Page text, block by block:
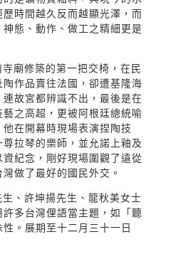
時間越久反而越顯光澤，而
態、動作、做工之精細更是
廟修築的第一把交椅，在民
作品賣往法國，卻遭基隆海
故宮都辨識不出，最後是在
之高超，更被阿根廷總統喻
在開幕時現場表演捏陶技
拉琴的樂師，並允諾上釉及
紀念，剛好現場圍觀了遠從
做了最好的國民外交。
、許坤揚先生、龍秋美女士
多台灣俚語當主題，如「聽
。展期至十二月三十一日